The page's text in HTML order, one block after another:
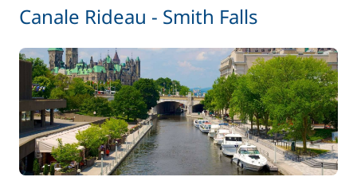
Parcheggio auto 70,00 €
/ settimana
Sedia bebè 17,50 €
/ settimana
Canale Rideau - Smith Falls